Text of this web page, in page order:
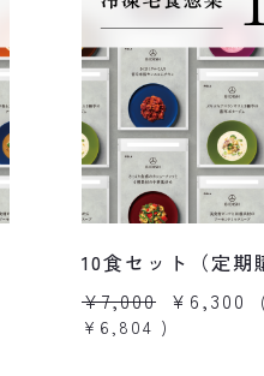
10食セット（定期
¥7,000 ¥6,300
¥6,804 )